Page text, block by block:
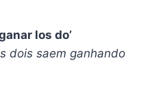
los do’
dois saem ganhando